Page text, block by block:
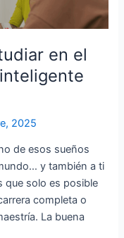
en el
2025
de esos sueños
y también a ti
que solo es posible
completa o
La buena